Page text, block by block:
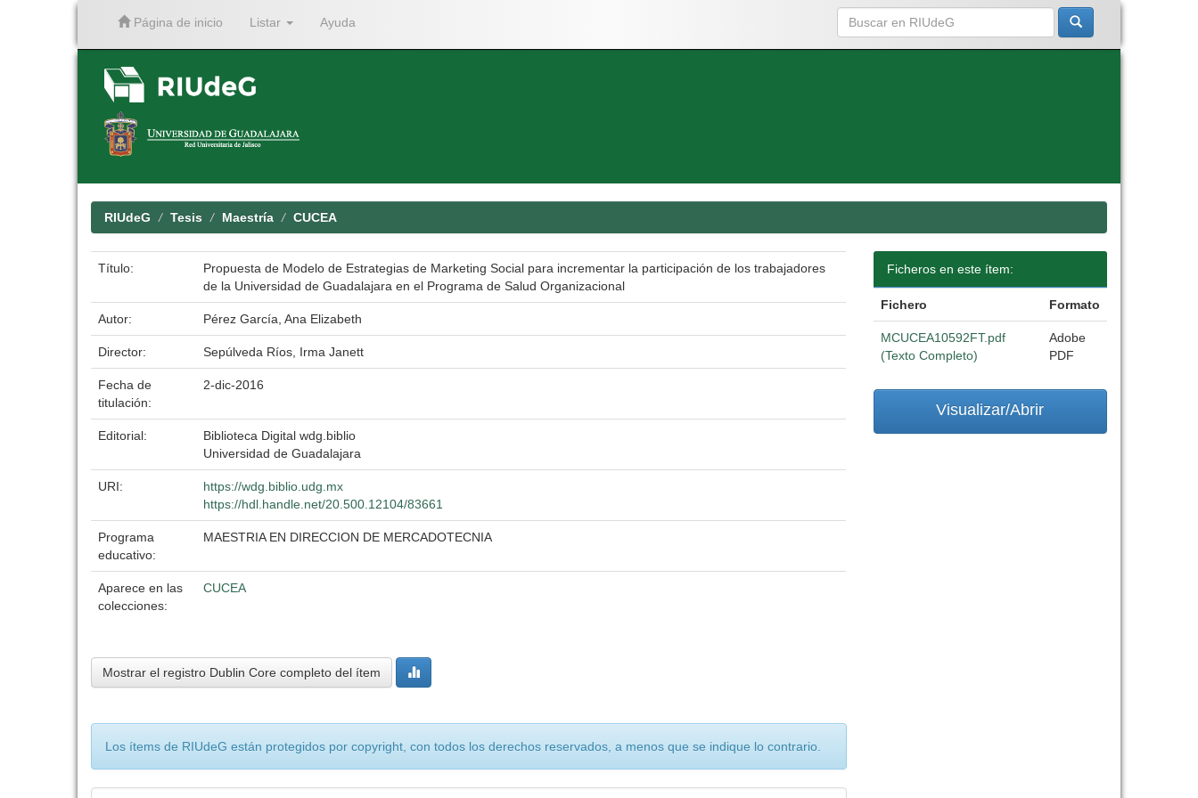
Página de inicio Listar Ayuda
RIUdeG Tesis Maestría CUCEA
Título:
Propuesta de Modelo de Estrategias de Marketing Social para incrementar la participación de los trabajadores
de la Universidad de Guadalajara en el Programa de Salud Organizacional
Autor: Pérez García, Ana Elizabeth
Director: Sepúlveda Ríos, Irma Janett
Fecha de
titulación:
2-dic-2016
Editorial:
Biblioteca Digital wdg.biblio
Universidad de Guadalajara
URI:
https://wdg.biblio.udg.mx
https://hdl.handle.net/20.500.12104/83661
Programa
educativo:
MAESTRIA EN DIRECCION DE MERCADOTECNIA
Aparece en las
colecciones:
CUCEA
Mostrar el registro Dublin Core completo del ítem
Los ítems de RIUdeG están protegidos por copyright, con todos los derechos reservados, a menos que se indique lo contrario.
Ficheros en este ítem:
Fichero Formato
MCUCEA10592FT.pdf
(Texto Completo)
Adobe
PDF
Visualizar/Abrir